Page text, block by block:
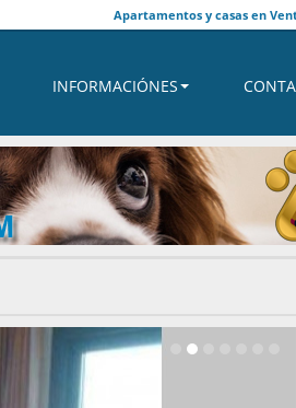
Apartamentos y casas en
INFORMACIÓNES